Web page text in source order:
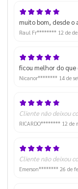
muito bom, desde o
Raul Fr******** 12 de
ficou melhor do que
Nicanor******** 14 de
Cliente não deixou
RICARDO******** 12 de
Cliente não deixou
Emerson******** 26 de